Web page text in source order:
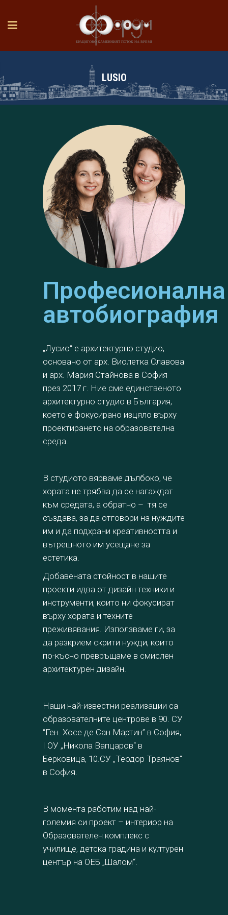
LUSIO
Професионална
автобиография
„Лусио“ е архитектурно студио,
основано от арх. Виолетка Славова
и арх. Мария Стайнова в София
през 2017 г. Ние сме единственото
архитектурно студио в България,
което е фокусирано изцяло върху
проектирането на образователна
среда.
В студиото вярваме дълбоко, че
хората не трябва да се нагаждат
към средата, а обратно – тя се
създава, за да отговори на нуждите
им и да подхрани креативността и
вътрешното им усещане за
естетика.
Добавената стойност в нашите
проекти идва от дизайн техники и
инструменти, които ни фокусират
върху хората и техните
преживявания. Използваме ги, за
да разкрием скрити нужди, които
по-късно превръщаме в смислен
архитектурен дизайн.
Наши най-известни реализации са
образователните центрове в 90. СУ
“Ген. Хосе де Сан Мартин” в София,
I ОУ „Никола Вапцаров“ в
Берковица, 10.СУ „Теодор Траянов“
в София.
В момента работим над най-
големия си проект – интериор на
Образователен комплекс с
училище, детска градина и културен
център на ОЕБ „Шалом“.